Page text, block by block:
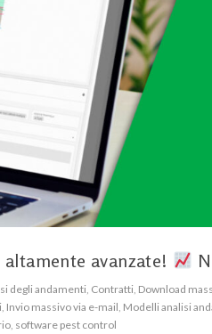
avanzate!
degli andamenti, Contratti, Download
, Invio massivo via e-mail, Modelli analisi
, software pest control